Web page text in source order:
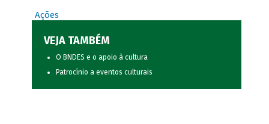
Ações
VEJA TAMBÉM
O BNDES e o apoio à cultura
Patrocínio a eventos culturais